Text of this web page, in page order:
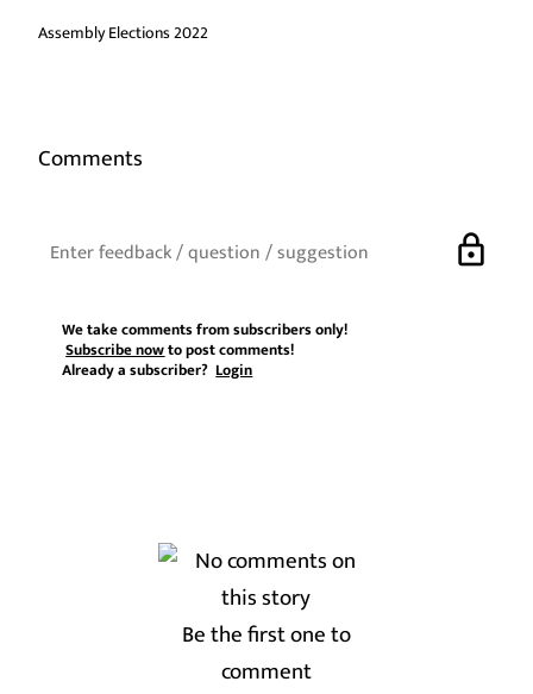
Assembly Elections 2022
Comments
lock
We take comments from subscribers only!
Subscribe nowto post comments!
Already a subscriber?Login
Be the first one to
comment